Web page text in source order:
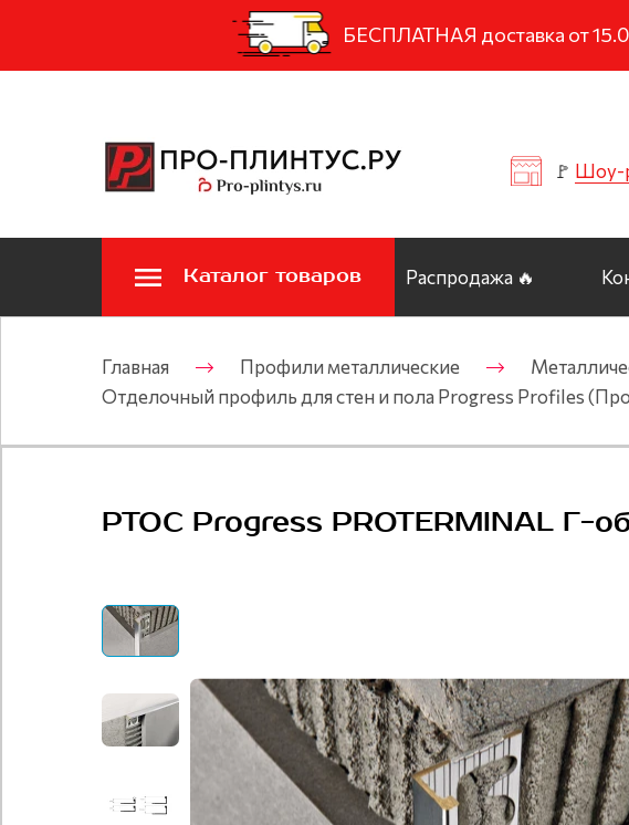
БЕСПЛАТНАЯ доставка от
🚩 Шоу-
Каталог товаров Распродажа 🔥
Главная Профили металлические
Отделочный профиль для стен и пола Progress Profiles
PTOC Progress PROTERMINAL Г-